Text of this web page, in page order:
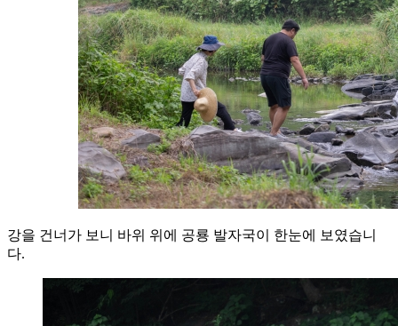
강을 건너가 보니 바위 위에 공룡 발자국이 한눈에 보였습니
다.